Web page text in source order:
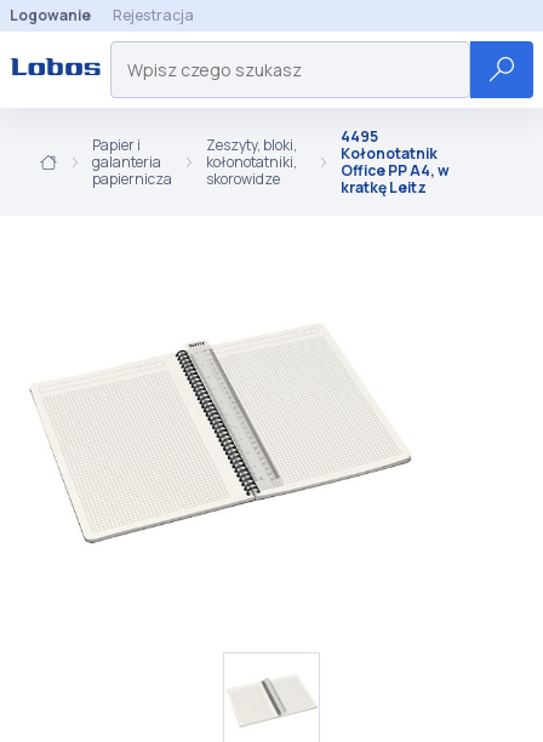
Logowanie Rejestracja
Papier i
galanteria
papiernicza
Zeszyty, bloki,
kołonotatniki,
skorowidze
4495
Kołonotatnik
Office PP A4, w
kratkę Leitz